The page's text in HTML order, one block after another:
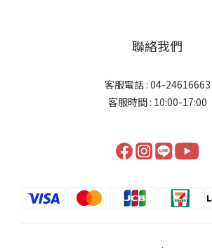
聯絡我們
客服電話 : 04-24616663
客服時間 : 10:00-17:00